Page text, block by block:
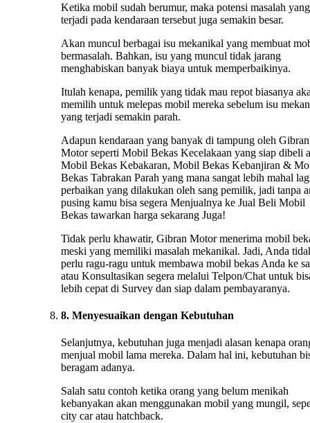
Ketika mobil sudah berumur, maka potensi masalah yang
terjadi pada kendaraan tersebut juga semakin besar.
Akan muncul berbagai isu mekanikal yang membuat
bermasalah. Bahkan, isu yang muncul tidak jarang
menghabiskan banyak biaya untuk memperbaikinya.
Itulah kenapa, pemilik yang tidak mau repot biasanya
memilih untuk melepas mobil mereka sebelum isu
yang terjadi semakin parah.
Adapun kendaraan yang banyak di tampung oleh Gibran
Motor seperti Mobil Bekas Kecelakaan yang siap dibeli
Mobil Bekas Kebakaran, Mobil Bekas Kebanjiran &
Bekas Tabrakan Parah yang mana sangat lebih mahal
perbaikan yang dilakukan oleh sang pemilik, jadi tanpa
pusing kamu bisa segera Menjualnya ke Jual Beli Mobil
Bekas tawarkan harga sekarang Juga!
Tidak perlu khawatir, Gibran Motor menerima mobil
meski yang memiliki masalah mekanikal. Jadi, Anda
perlu ragu-ragu untuk membawa mobil bekas Anda ke
atau Konsultasikan segera melalui Telpon/Chat untuk
lebih cepat di Survey dan siap dalam pembayaranya.
8. Menyesuaikan dengan Kebutuhan
Selanjutnya, kebutuhan juga menjadi alasan kenapa
menjual mobil lama mereka. Dalam hal ini, kebutuhan
beragam adanya.
Salah satu contoh ketika orang yang belum menikah
kebanyakan akan menggunakan mobil yang mungil,
city car atau hatchback.